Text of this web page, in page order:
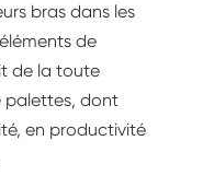
bras dans les
de
de la toute
palettes, dont
en productivité